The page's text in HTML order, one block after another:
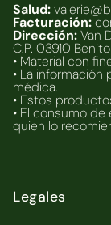
Salud:
Facturación:
Dirección:Van
C.P. 03910
• Material con
• La
médica.
• Estos
• El consumo
quien lo
Legales